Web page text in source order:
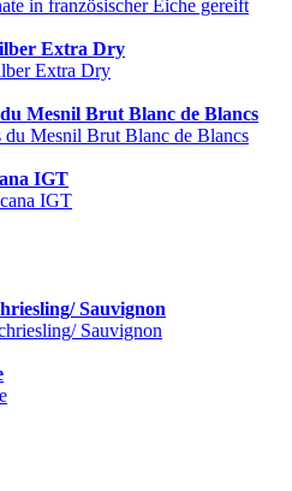
Extra Dry
Mesnil Brut Blanc de Blancs
IGT
Sauvignon